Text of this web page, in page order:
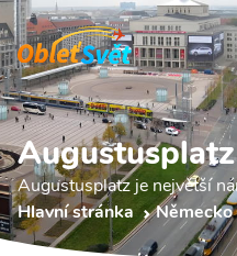
Augustusplatz
Augustusplatz je největší
Hlavní stránka
Německo